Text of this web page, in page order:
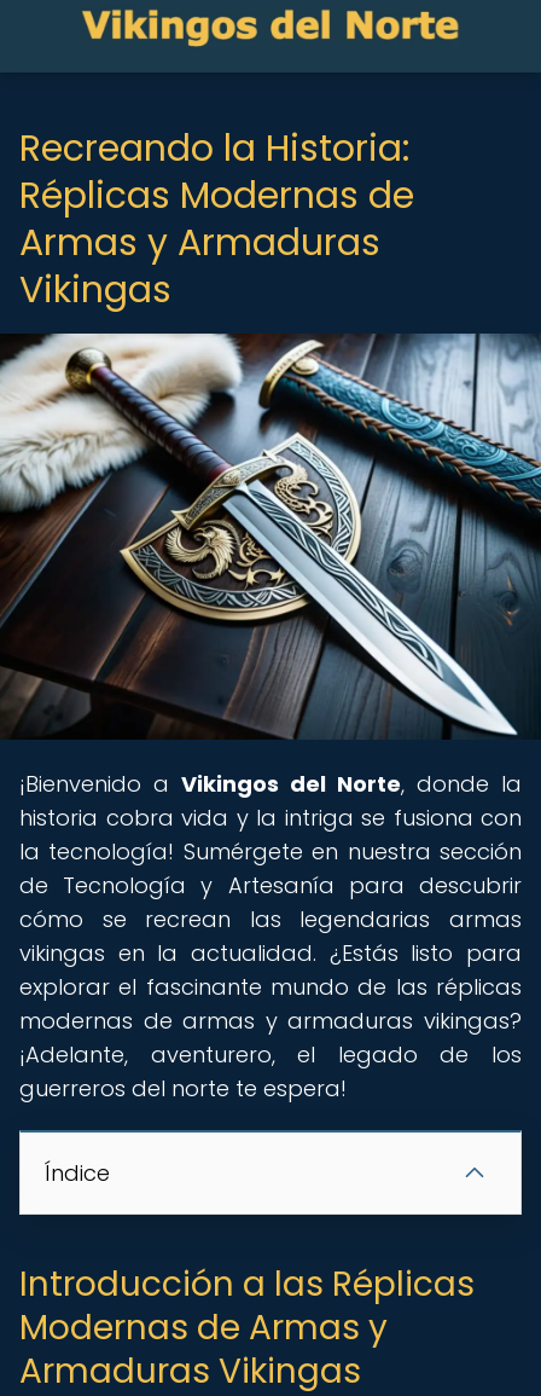
Recreando la Historia:
Réplicas Modernas de
Armas y Armaduras
Vikingas
¡Bienvenido a Vikingos del Norte, donde la
historia cobra vida y la intriga se fusiona con
la tecnología! Sumérgete en nuestra sección
de Tecnología y Artesanía para descubrir
cómo se recrean las legendarias armas
vikingas en la actualidad. ¿Estás listo para
explorar el fascinante mundo de las réplicas
modernas de armas y armaduras vikingas?
¡Adelante, aventurero, el legado de los
guerreros del norte te espera!
Índice
Introducción a las Réplicas
Modernas de Armas y
Armaduras Vikingas